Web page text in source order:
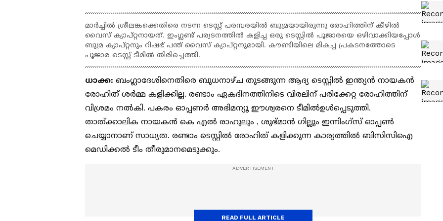
മാര്‍ച്ചില്‍ ശ്രീലങ്കക്കെതിരെ നടന്ന ടെസ്റ്റ് പരമ്പരയില്‍ ബുമ്രയായിരുന്നു രോഹിത്തിന് കീഴില്‍
വൈസ് ക്യാപ്റ്റനായത്. ഇംഗ്ലണ്ട് പര്യടനത്തില്‍ കളിച്ച ഒരു ടെസ്റ്റില്‍ പൂജാരയെ ഒഴിവാക്കിയപ്പോള്‍
ബുമ്ര ക്യാപ്റ്റനും റിഷഭ് പന്ത് വൈസ് ക്യാപ്റ്റനുമായി. കൗണ്ടിയിലെ മികച്ച പ്രകടനത്തോടെ
പൂജാര ടെസ്റ്റ് ടീമില്‍ തിരിച്ചെത്തി.
ധാക്ക: ബംഗ്ലാദേശിനെതിരെ ബുധനാഴ്ച തുടങ്ങുന്ന ആദ്യ ടെസ്റ്റിൽ ഇന്ത്യന്‍ നായകന്‍
രോഹിത് ശര്‍മ്മ കളിക്കില്ല. രണ്ടാം ഏകദിനത്തിനിടെ വിരലിന് പരിക്കേറ്റ രോഹിത്തിന്
വിശ്രമം നൽകി. പകരം ഓപ്പണര്‍ അഭിമന്യൂ ഈശ്വരനെ ടീമിൽഉള്‍പ്പെടുത്തി.
താത്ക്കാലിക നായകന്‍ കെ എൽ രാഹുലും , ശുഭ്മാന്‍ ഗില്ലും ഇന്നിംഗ്സ് ഓപ്പൺ
ചെയ്യാനാണ് സാധ്യത. രണ്ടാം ടെസ്റ്റിൽ രോഹിത് കളിക്കുന്ന കാര്യത്തിൽ ബിസിസിഐ
മെഡിക്കൽ ടീം തീരുമാനമെടുക്കും.
READ FULL ARTICLE